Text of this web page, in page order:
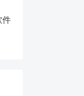
件